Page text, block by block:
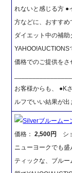
れないと感じる方 ●
方などに、おすすめ
ダイエット中の補
価格でのご提供をさ
お客様からも、 ●K
ルフでいい結果が
Silverブルームー
価格：2,500円
シ
ニューヨークでも
ティックな、ブル